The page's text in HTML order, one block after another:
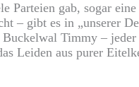
Parteien gab, sogar
– gibt es in „unserer
Timmy – jeder
Leiden aus purer